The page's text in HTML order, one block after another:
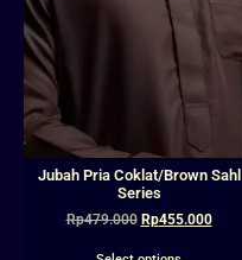
Jubah Pria Coklat/Brown Sahl
Series
Rp479.000 Rp455.000